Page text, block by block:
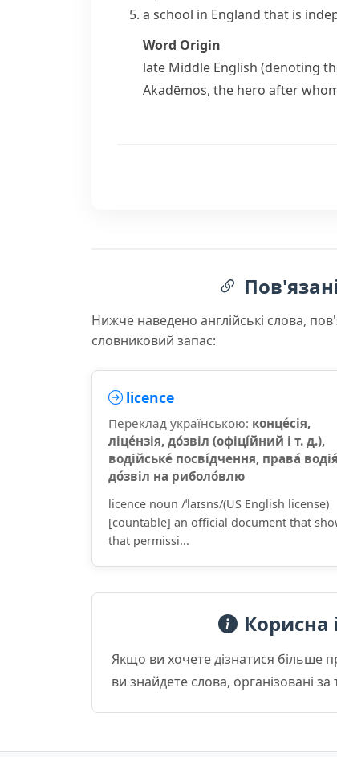
a school in England that is
Word Origin
late Middle English (denoting
Akadēmos, the hero after
Нижче наведено англійські слова,
словниковий запас:
licence
Переклад українською: конце́сія,
ліце́нзія, до́звіл (офіці́йний і т. д.),
водійське́ посві́дчення, права́
до́звіл на риболо́влю
licence noun /ˈlaɪsns/(US English license)
[countable] an official document that
that permissi...
Корисна
Якщо ви хочете дізнатися більше
ви знайдете слова, організовані